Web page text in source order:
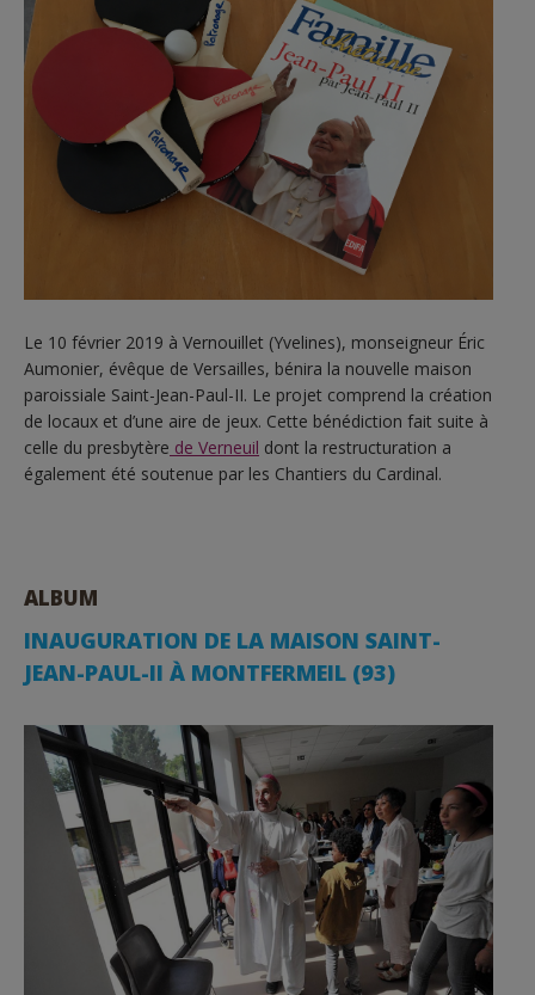
Le 10 février 2019 à Vernouillet (Yvelines), monseigneur Éric
Aumonier, évêque de Versailles, bénira la nouvelle maison
paroissiale Saint-Jean-Paul-II. Le projet comprend la création
de locaux et d’une aire de jeux. Cette bénédiction fait suite à
celle du presbytère de Verneuil dont la restructuration a
également été soutenue par les Chantiers du Cardinal.
ALBUM
INAUGURATION DE LA MAISON SAINT-
JEAN-PAUL-II À MONTFERMEIL (93)